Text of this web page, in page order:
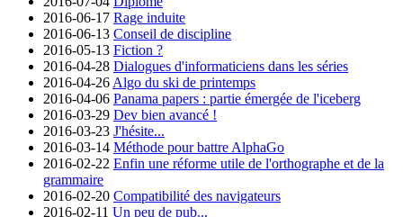
2016-06-17 Rage induite
2016-06-13 Conseil de discipline
2016-05-13 Fiction ?
2016-04-28 Dialogues d'informaticiens dans les séries
2016-04-26 Algo du ski de printemps
2016-04-06 Panama papers : partie émergée de l'iceberg
2016-03-29 Dev bien avancé !
2016-03-23 J'hésite...
2016-03-14 Méthode pour battre AlphaGo
2016-02-22 Enfin une réforme utile de l'orthographe et de la
grammaire
2016-02-20 Compatibilité des navigateurs
2016-02-11 Un peu de pub...